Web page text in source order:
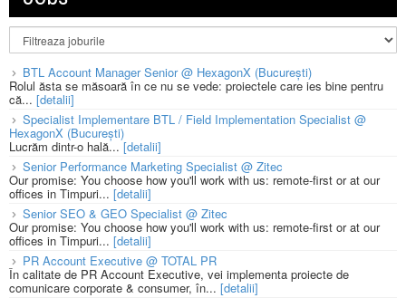
BTL Account Manager Senior @ HexagonX (București)
Rolul ăsta se măsoară în ce nu se vede: proiectele care ies bine pentru
că... [detalii]
Specialist Implementare BTL / Field Implementation Specialist @
HexagonX (București)
Lucrăm dintr-o hală...[detalii]
Senior Performance Marketing Specialist @ Zitec
Our promise: You choose how you'll work with us: remote-first or at our
offices in Timpuri... [detalii]
Senior SEO & GEO Specialist @ Zitec
Our promise: You choose how you'll work with us: remote-first or at our
offices in Timpuri... [detalii]
PR Account Executive @ TOTAL PR
În calitate de PR Account Executive, vei implementa proiecte de
comunicare corporate & consumer, în... [detalii]